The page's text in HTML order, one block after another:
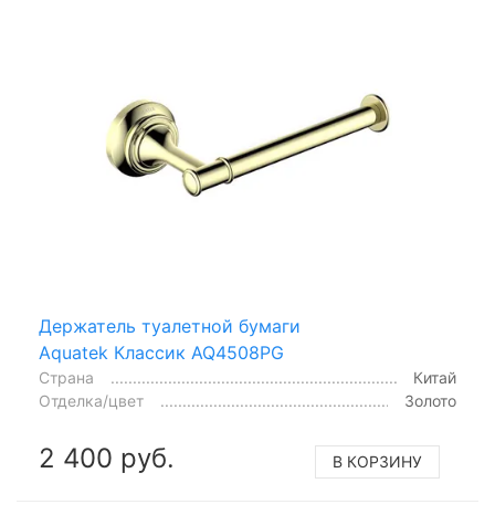
Держатель туалетной бумаги
Aquatek Классик AQ4508PG
Страна
Китай
Отделка/цвет
Золото
2 400 руб. В КОРЗИНУ